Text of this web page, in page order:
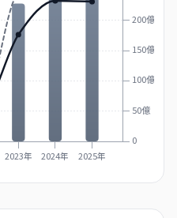
0
50億
100億
150億
200億
2023年 2024年 2025年